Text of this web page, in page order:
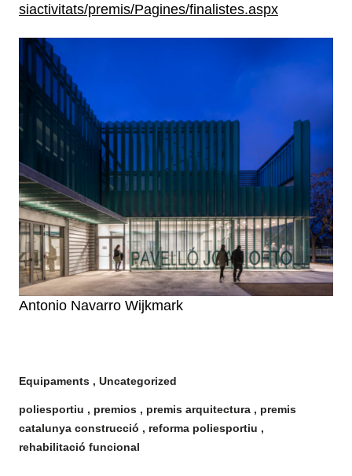
siactivitats/premis/Pagines/finalistes.aspx
Antonio Navarro Wijkmark
Equipaments Uncategorized
poliesportiu premios premis arquitectura
premis
catalunya construcció
reforma poliesportiu
rehabilitació funcional